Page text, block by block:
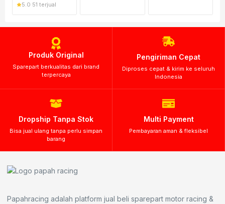
5.0 51 terjual
Produk Original
Sparepart berkualitas dari brand
terpercaya
Pengiriman Cepat
Diproses cepat & kirim ke seluruh
Indonesia
Dropship Tanpa Stok
Bisa jual ulang tanpa perlu simpan
barang
Multi Payment
Pembayaran aman & fleksibel
Papahracing adalah platform jual beli sparepart motor racing &